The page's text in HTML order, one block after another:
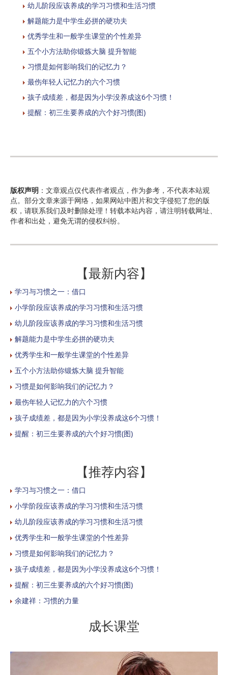
幼儿阶段应该养成的学习习惯和生活习惯
解题能力是中学生必拼的硬功夫
优秀学生和一般学生课堂的个性差异
五个小方法助你锻炼大脑 提升智能
习惯是如何影响我们的记忆力？
最伤年轻人记忆力的六个习惯
孩子成绩差，都是因为小学没养成这6个习惯！
提醒：初三生要养成的六个好习惯(图)
版权声明 ：文章观点仅代表作者观点，作为参考，不代表本站观
点。部分文章来源于网络，如果网站中图片和文字侵犯了您的版
权，请联系我们及时删除处理！转载本站内容，请注明转载网址、
作者和出处，避免无谓的侵权纠纷。
【最新内容】
学习与习惯之一：借口
小学阶段应该养成的学习习惯和生活习惯
幼儿阶段应该养成的学习习惯和生活习惯
解题能力是中学生必拼的硬功夫
优秀学生和一般学生课堂的个性差异
五个小方法助你锻炼大脑 提升智能
习惯是如何影响我们的记忆力？
最伤年轻人记忆力的六个习惯
孩子成绩差，都是因为小学没养成这6个习惯！
提醒：初三生要养成的六个好习惯(图)
【推荐内容】
学习与习惯之一：借口
小学阶段应该养成的学习习惯和生活习惯
幼儿阶段应该养成的学习习惯和生活习惯
优秀学生和一般学生课堂的个性差异
习惯是如何影响我们的记忆力？
孩子成绩差，都是因为小学没养成这6个习惯！
提醒：初三生要养成的六个好习惯(图)
余建祥：习惯的力量
成长课堂